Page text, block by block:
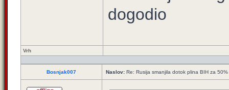
dogodio
Vrh
Bosnjak007 Naslov: Re: Rusija smanjila dotok plina BIH za 50%